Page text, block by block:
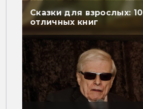
Сказки для взрослых: 10
отличных книг